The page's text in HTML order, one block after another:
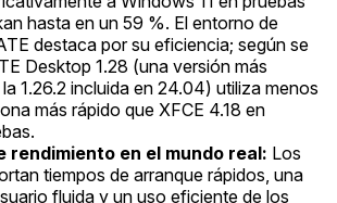
hasta en un 59 %. El entorno de
destaca por su eficiencia; según se
Desktop 1.28 (una versión más
1.26.2 incluida en 24.04) utiliza menos
más rápido que XFCE 4.18 en
rendimiento en el mundo real: Los
tiempos de arranque rápidos, una
fluida y un uso eficiente de los